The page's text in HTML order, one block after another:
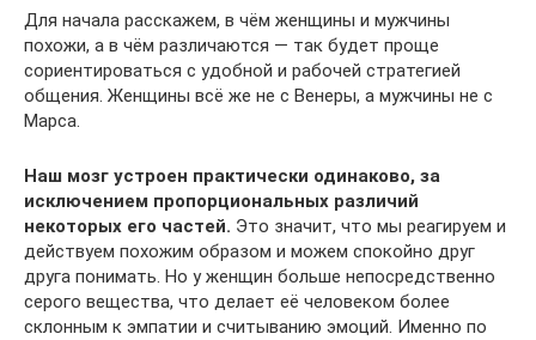
Для начала расскажем, в чём женщины и мужчины
похожи, а в чём различаются — так будет проще
сориентироваться с удобной и рабочей стратегией
общения. Женщины всё же не с Венеры, а мужчины не с
Марса.
Наш мозг устроен практически одинаково, за
исключением пропорциональных различий
некоторых его частей. Это значит, что мы реагируем и
действуем похожим образом и можем спокойно друг
друга понимать. Но у женщин больше непосредственно
серого вещества, что делает её человеком более
склонным к эмпатии и считыванию эмоций. Именно по